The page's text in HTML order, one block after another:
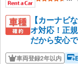
【カーナビ
オ対応！正
だから安心
車両登録2年以内